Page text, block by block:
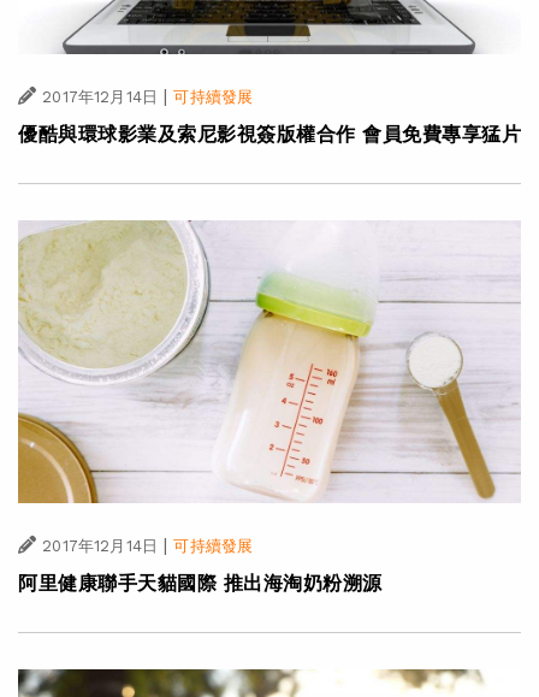
2017年12月14日 | 可持續發展
優酷與環球影業及索尼影視簽版權合作 會員免費專享猛片
2017年12月14日 | 可持續發展
阿里健康聯手天貓國際 推出海淘奶粉溯源